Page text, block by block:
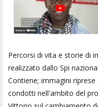
Percorsi di vita e storie di
realizzato dallo Spi
Contiene; immagini
condotti nell'ambito del